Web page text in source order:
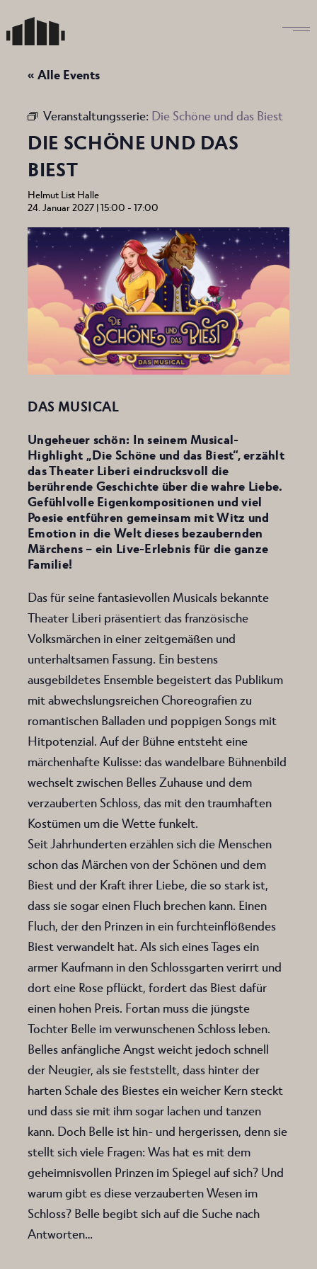
to
the
« Alle Events
Veranstaltungsserie: Die Schöne und das Biest
DIE SCHÖNE UND DAS
BIEST
Helmut List Halle
24. Januar 2027 | 15:00 -17:00
DAS MUSICAL
Ungeheuer schön: In seinem Musical-
Highlight „Die Schöne und das Biest“, erzählt
das Theater Liberi eindrucksvoll die
berührende Geschichte über die wahre Liebe.
Gefühlvolle Eigenkompositionen und viel
Poesie entführen gemeinsam mit Witz und
Emotion in die Welt dieses bezaubernden
Märchens – ein Live-Erlebnis für die ganze
Familie!
Das für seine fantasievollen Musicals bekannte
Theater Liberi präsentiert das französische
Volksmärchen in einer zeitgemäßen und
unterhaltsamen Fassung. Ein bestens
ausgebildetes Ensemble begeistert das Publikum
mit abwechslungsreichen Choreografien zu
romantischen Balladen und poppigen Songs mit
Hitpotenzial. Auf der Bühne entsteht eine
märchenhafte Kulisse: das wandelbare Bühnenbild
wechselt zwischen Belles Zuhause und dem
verzauberten Schloss, das mit den traumhaften
Kostümen um die Wette funkelt.
Seit Jahrhunderten erzählen sich die Menschen
schon das Märchen von der Schönen und dem
Biest und der Kraft ihrer Liebe, die so stark ist,
dass sie sogar einen Fluch brechen kann. Einen
Fluch, der den Prinzen in ein furchteinflößendes
Biest verwandelt hat. Als sich eines Tages ein
armer Kaufmann in den Schlossgarten verirrt und
dort eine Rose pflückt, fordert das Biest dafür
einen hohen Preis. Fortan muss die jüngste
Tochter Belle im verwunschenen Schloss leben.
Belles anfängliche Angst weicht jedoch schnell
der Neugier, als sie feststellt, dass hinter der
harten Schale des Biestes ein weicher Kern steckt
und dass sie mit ihm sogar lachen und tanzen
kann. Doch Belle ist hin- und hergerissen, denn sie
stellt sich viele Fragen: Was hat es mit dem
geheimnisvollen Prinzen im Spiegel auf sich? Und
warum gibt es diese verzauberten Wesen im
Schloss? Belle begibt sich auf die Suche nach
Antworten…